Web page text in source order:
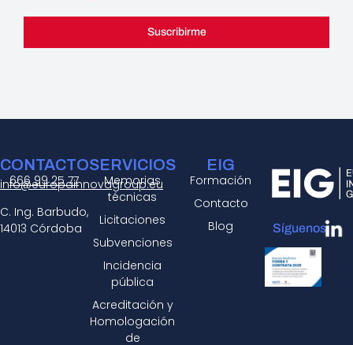
Suscribirme
Síguenos:
EIG
Formación
Contacto
Blog
SERVICIOS
Memorias
técnicas
Licitaciones
Subvenciones
Incidencia
pública
Acreditación y
Homologación
de
CONTACTO
666 99 25 77
info@europainnovagroup.eu
C. Ing. Barbudo,
14013 Córdoba